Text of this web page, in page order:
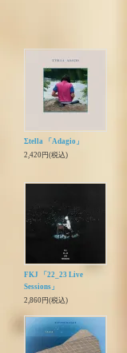
Σtella 「Adagio」
2,420円(税込)
FKJ 「22_23 Live
Sessions」
2,860円(税込)